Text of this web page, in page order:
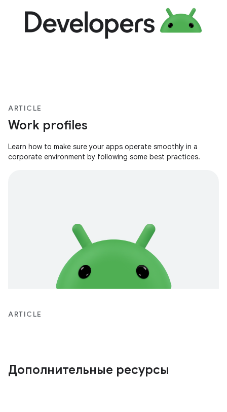
ARTICLE
Work profiles
Learn how to make sure your apps operate smoothly in a
corporate environment by following some best practices.
ARTICLE
Дополнительные ресурсы